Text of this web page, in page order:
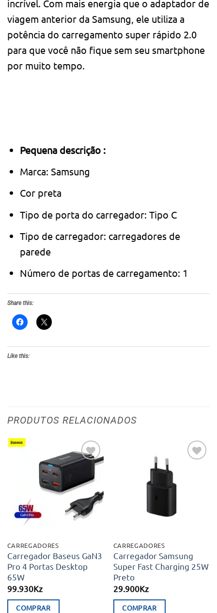
incrível. Com mais energia que o adaptador de
viagem anterior da Samsung, ele utiliza a
potência do carregamento super rápido 2.0
para que você não fique sem seu smartphone
por muito tempo.
Pequena descrição :
Marca: Samsung
Cor preta
Tipo de porta do carregador: Tipo C
Tipo de carregador: carregadores de
parede
Número de portas de carregamento: 1
Share this:
Like this:
PRODUTOS RELACIONADOS
Adicionar
aos meus
desejos
CARREGADORES
Carregador Baseus GaN3
Pro 4 Portas Desktop
65W
99.930Kz
COMPRAR
desejos
CARREGADORES
Carregador Samsung
Super Fast Charging 25W
Preto
29.900Kz
COMPRAR